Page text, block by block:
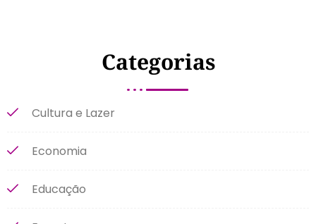
Categorias
Cultura e Lazer
Economia
Educação